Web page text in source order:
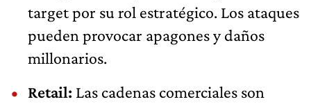
target por su rol estratégico. Los ataques
pueden provocar apagones y daños
millonarios.
Retail: Las cadenas comerciales son